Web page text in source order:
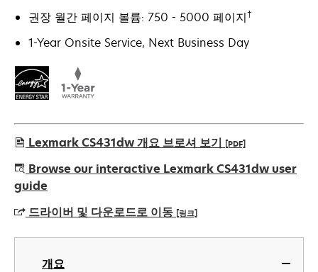
권장 월간 페이지 볼륨: 750 - 5000 페이지†
1-Year Onsite Service, Next Business Day
Lexmark CS431dw 개요 브로셔 보기 [PDF]
새
탭
서
열
Browse our interactive Lexmark CS431dw user
guide
드라이버 및 다운로드로 이동 [링크]
새
개요